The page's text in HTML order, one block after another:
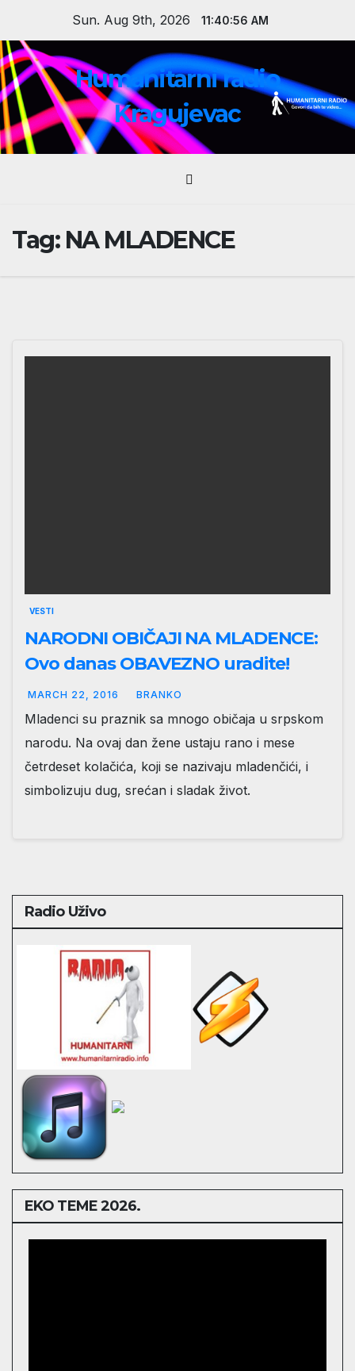
content
Sun. Aug 9th, 2026 11:40:56 AM
Humanitarni radio
Kragujevac
Tag: NA MLADENCE
VESTI
NARODNI OBIČAJI NA MLADENCE:
Ovo danas OBAVEZNO uradite!
MARCH 22, 2016 BRANKO
Mladenci su praznik sa mnogo običaja u srpskom
narodu. Na ovaj dan žene ustaju rano i mese
četrdeset kolačića, koji se nazivaju mladenčići, i
simbolizuju dug, srećan i sladak život.
Radio Uživo
EKO TEME 2026.